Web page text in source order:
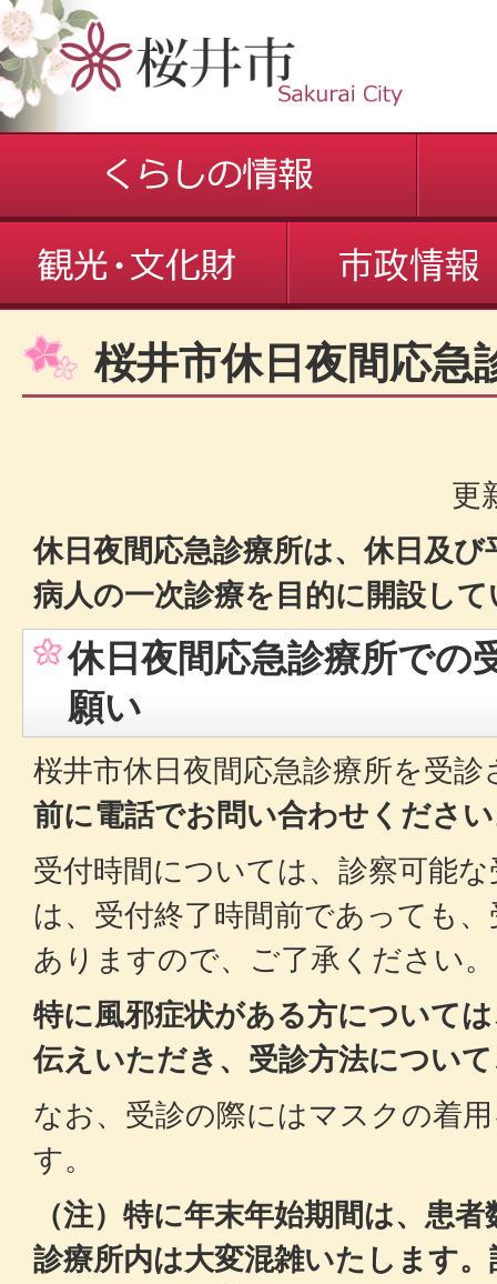
桜井市休日夜間応急
更
休日夜間応急診療所は、休日及
病人の一次診療を目的に開設し
休日夜間応急診療所での
願い
桜井市休日夜間応急診療所を受
前に電話でお問い合わせくださ
受付時間については、診察可能
は、受付終了時間前であっても
ありますので、ご了承ください。
特に風邪症状がある方について
伝えいただき、受診方法につい
なお、受診の際にはマスクの着
す。
（注）特に年末年始期間は、患
診療所内は大変混雑いたします